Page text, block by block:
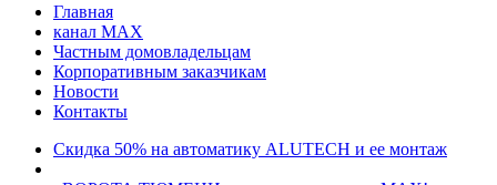
Главная
канал MAX
Частным домовладельцам
Корпоративным заказчикам
Новости
Контакты
Скидка 50% на автоматику ALUTECH и ее монтаж